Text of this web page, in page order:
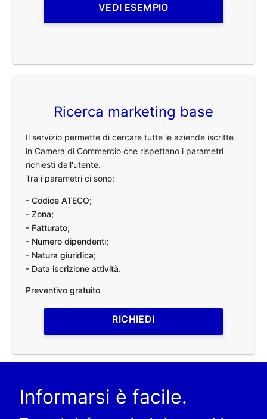
VEDI ESEMPIO
Ricerca marketing base
Il servizio permette di cercare tutte le aziende iscritte
in Camera di Commercio che rispettano i parametri
richiesti dall'utente.
Tra i parametri ci sono:
- Codice ATECO;
- Zona;
- Fatturato;
- Numero dipendenti;
- Natura giuridica;
- Data iscrizione attività.
Preventivo gratuito
RICHIEDI
Informarsi è facile.